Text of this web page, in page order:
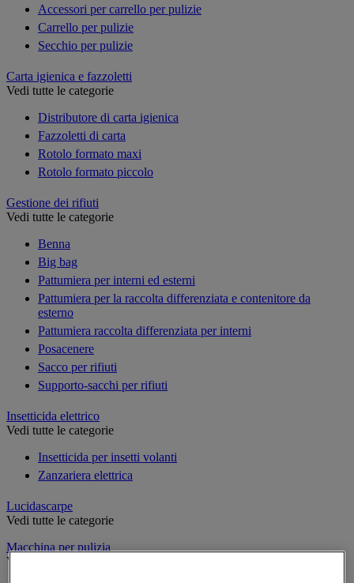
Accessori per carrello per pulizie
Carrello per pulizie
Secchio per pulizie
Carta igienica e fazzoletti
Vedi tutte le categorie
Distributore di carta igienica
Fazzoletti di carta
Rotolo formato maxi
Rotolo formato piccolo
Gestione dei rifiuti
Vedi tutte le categorie
Benna
Big bag
Pattumiera per interni ed esterni
Pattumiera per la raccolta differenziata e contenitore da
esterno
Pattumiera raccolta differenziata per interni
Posacenere
Sacco per rifiuti
Supporto-sacchi per rifiuti
Insetticida elettrico
Vedi tutte le categorie
Insetticida per insetti volanti
Zanzariera elettrica
Lucidascarpe
Vedi tutte le categorie
Macchina per pulizia
Vedi tutte le categorie